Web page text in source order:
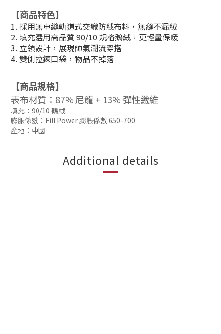
【商品特色】
1. 採用無車縫軌道式交織防絨布料，無縫不漏絨
2. 填充選用高品質 90/10 規格鵝絨，更輕量保暖
3. 立領設計，展現帥氣潮流穿搭
4. 雙側拉鍊口袋，物品不掉落
【商品規格】
表布材質： 87% 尼龍 + 13% 彈性纖維
填充：90/10 鵝絨
膨脹係數：Fill Power 膨脹係數 650-700
產地：中國
Additional details